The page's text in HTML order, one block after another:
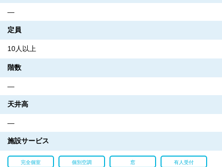
―
定員
10人以上
階数
―
天井高
―
施設サービス
完全個室 個別空調 窓 有人受付